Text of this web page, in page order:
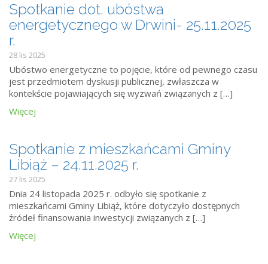
Spotkanie dot. ubóstwa
energetycznego w Drwini- 25.11.2025
r.
28 lis 2025
Ubóstwo energetyczne to pojęcie, które od pewnego czasu
jest przedmiotem dyskusji publicznej, zwłaszcza w
kontekście pojawiających się wyzwań związanych z […]
Więcej
Spotkanie z mieszkańcami Gminy
Libiąż – 24.11.2025 r.
27 lis 2025
Dnia 24 listopada 2025 r. odbyło się spotkanie z
mieszkańcami Gminy Libiąż, które dotyczyło dostępnych
źródeł finansowania inwestycji związanych z […]
Więcej